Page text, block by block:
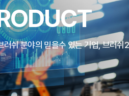
사
자료실
러쉬 분야의 믿을수 있는 기업, 브러쉬